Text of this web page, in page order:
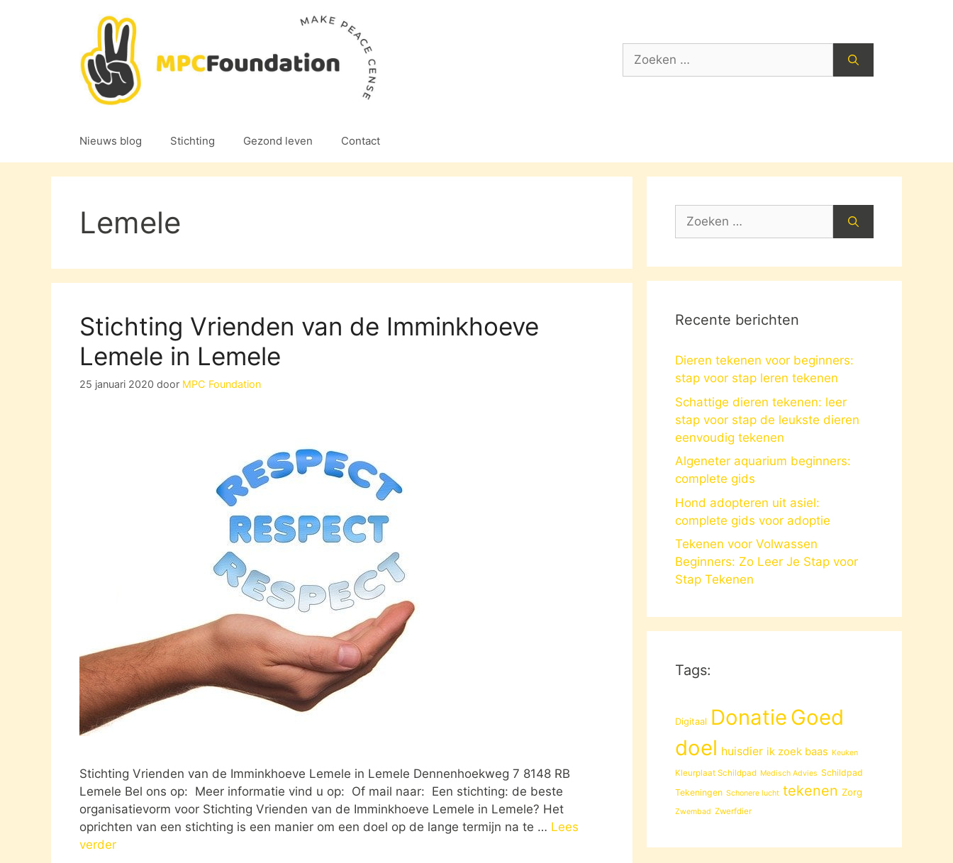
Zoek
Nieuws blog Stichting Gezond leven Contact
Lemele
Stichting Vrienden van de Imminkhoeve
Lemele in Lemele
25 januari 2020 door MPC Foundation
Stichting Vrienden van de Imminkhoeve Lemele in Lemele Dennenhoekweg 7 8148 RB
Lemele Bel ons op: Meer informatie vind u op: Of mail naar: Een stichting: de beste
organisatievorm voor Stichting Vrienden van de Imminkhoeve Lemele in Lemele? Het
oprichten van een stichting is een manier om een doel op de lange termijn na te … Lees
verder
Zoek
Recente berichten
Dieren tekenen voor beginners:
stap voor stap leren tekenen
Schattige dieren tekenen: leer
stap voor stap de leukste dieren
eenvoudig tekenen
Algeneter aquarium beginners:
complete gids
Hond adopteren uit asiel:
complete gids voor adoptie
Tekenen voor Volwassen
Beginners: Zo Leer Je Stap voor
Stap Tekenen
Tags:
Digitaal Donatie Goed
doel huisdier ik zoek baas Keuken
Kleurplaat Schildpad Medisch Advies Schildpad
Tekeningen Schonere lucht tekenen Zorg
Zwembad Zwerfdier